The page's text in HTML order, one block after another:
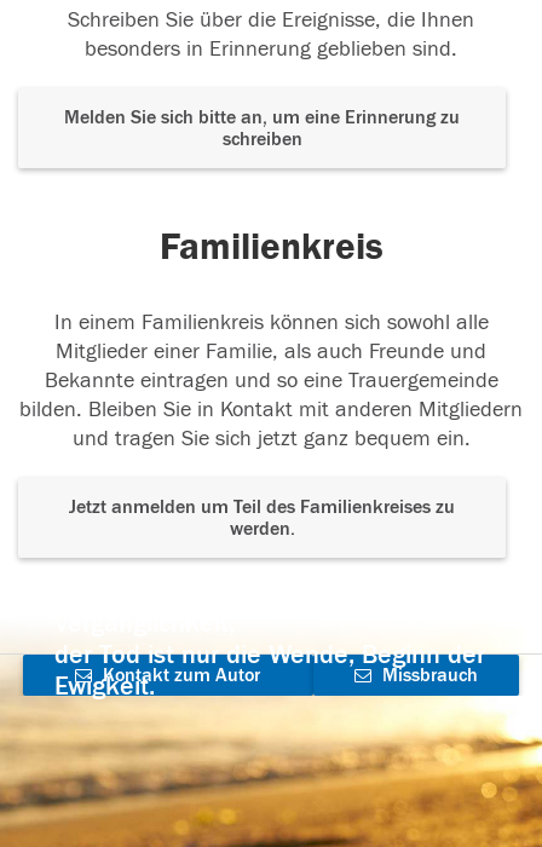
Schreiben Sie über die Ereignisse, die Ihnen
besonders in Erinnerung geblieben sind.
Melden Sie sich bitte an, um eine Erinnerung zu
schreiben
Familienkreis
In einem Familienkreis können sich sowohl alle
Mitglieder einer Familie, als auch Freunde und
Bekannte eintragen und so eine Trauergemeinde
bilden. Bleiben Sie in Kontakt mit anderen Mitgliedern
und tragen Sie sich jetzt ganz bequem ein.
Jetzt anmelden um Teil des Familienkreises zu
werden.
der Tod ist nur die Wende, Beginn der
Ewigkeit.
Kontakt zum Autor
aufnehmen
Missbrauch